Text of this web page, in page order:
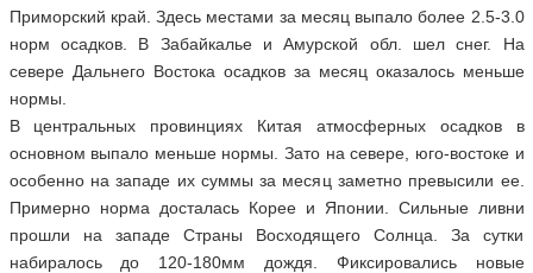
Приморский край. Здесь местами за месяц выпало более 2.5-3.0
норм осадков. В Забайкалье и Амурской обл. шел снег. На
севере Дальнего Востока осадков за месяц оказалось меньше
нормы.
В центральных провинциях Китая атмосферных осадков в
основном выпало меньше нормы. Зато на севере, юго-востоке и
особенно на западе их суммы за месяц заметно превысили ее.
Примерно норма досталась Корее и Японии. Сильные ливни
прошли на западе Страны Восходящего Солнца. За сутки
набиралось до 120-180мм дождя. Фиксировались новые